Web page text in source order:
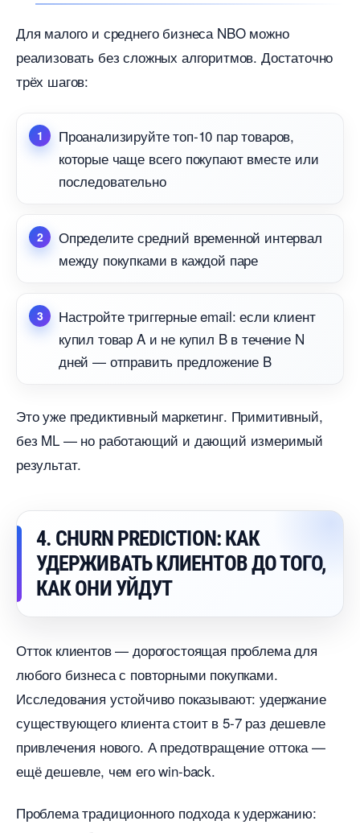
Для малого и среднего бизнеса NBO можно
реализовать без сложных алгоритмов. Достаточно
трёх шагов:
Проанализируйте топ-10 пар товаров,
которые чаще всего покупают вместе или
последовательно
Определите средний временной интервал
между покупками в каждой паре
Настройте триггерные email: если клиент
купил товар A и не купил B в течение N
дней — отправить предложение B
Это уже предиктивный маркетинг. Примитивный,
ез ML — но работающий и дающий измеримый
результат.
4. CHURN PREDICTION: КАК
УДЕРЖИВАТЬ КЛИЕНТОВ ДО ТОГО,
КАК ОНИ УЙДУТ
Отток клиентов — дорогостоящая проблема для
любого бизнеса с повторными покупками.
Исследования устойчиво показывают: удержание
существующего клиента стоит в 5-7 раз дешевле
привлечения нового. А предотвращение оттока —
ещё дешевле, чем его win-back.
Проблема традиционного подхода к удержанию: